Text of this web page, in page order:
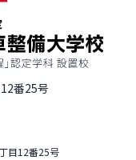
番25号
目12番25号